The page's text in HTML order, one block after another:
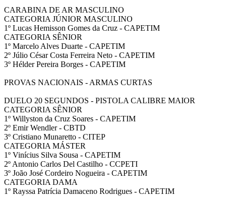
CARABINA DE AR MASCULINO
CATEGORIA JÚNIOR MASCULINO
1º Lucas Hemisson Gomes da Cruz - CAPETIM
CATEGORIA SÊNIOR
1º Marcelo Alves Duarte - CAPETIM
2º Júlio César Costa Ferreira Neto - CAPETIM
3º Hélder Pereira Borges - CAPETIM
PROVAS NACIONAIS - ARMAS CURTAS
DUELO 20 SEGUNDOS - PISTOLA CALIBRE MAIOR
CATEGORIA SÊNIOR
1º Willyston da Cruz Soares - CAPETIM
2º Emir Wendler - CBTD
3º Cristiano Munaretto - CITEP
CATEGORIA MÁSTER
1º Vinícius Silva Sousa - CAPETIM
2º Antonio Carlos Del Castilho - CCPETI
3º João José Cordeiro Nogueira - CAPETIM
CATEGORIA DAMA
1º Rayssa Patrícia Damaceno Rodrigues - CAPETIM